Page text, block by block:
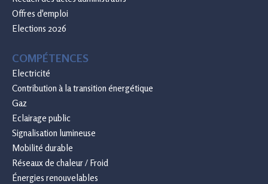
Offres d'emploi
Elections 2026
COMPÉTENCES
Electricité
Contribution à la transition énergétique
Gaz
Eclairage public
Signalisation lumineuse
Mobilité durable
Réseaux de chaleur / Froid
Énergies renouvelables